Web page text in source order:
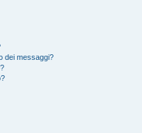
dei messaggi?